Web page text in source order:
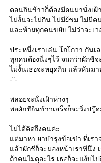
ตอนกินข้าวก็ต้องมีคนมานั่งเฝ้
ไม่งั้นจะไม่กิน ไม่มีผู้ชม ไม่มีค
ละห้ามทุกคนขยับ ไม่ว่าจะเว
ประหนึ่งเราเล่น โกโกวา กันเ
ทุกคนต้องนิ่งๆไว้ จนกว่าผักชีจ
ไม่งั้นเธอจะหยุดกิน แล้วหันมา
-"-
พลอยจะนั่งเฝ้าห่างๆ
พอผักชีกินข้าวเสร็จก็จะวิ่งปรู๊ด
ไม่ได้คิดถึงคนค่ะ
ต่มาหา ยาบำรุงข้อเข่า ที่เรา
ล้วผักชีก็จะมองหน้าเราทีนึง เ
ถ้าคนไม่ดุอะไร เธอก็จะแง้บไป